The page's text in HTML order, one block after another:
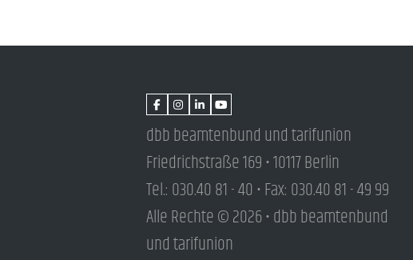
dbb beamtenbund und tarifunion
Friedrichstraße 169 • 10117 Berlin
Tel.: 030.40 81 - 40 • Fax: 030.40 81 - 49 99
Alle Rechte © 2026 • dbb beamtenbund
und tarifunion